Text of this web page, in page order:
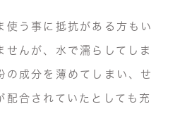
使う事に抵抗がある方もい
せんが、水で濡らしてしま
の成分を薄めてしまい、せ
配合されていたとしても充